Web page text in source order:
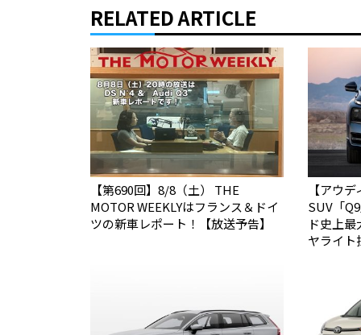
RELATED ARTICLE
【第690回】8/8（土） THE
MOTOR WEEKLYはフランス＆ドイ
ツの新車レポート！【放送予告】
【アウ
SUV「
ド史上
ヤライト